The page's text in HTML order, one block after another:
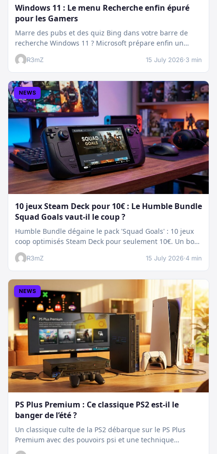
Windows 11 : Le menu Recherche enfin épuré
pour les Gamers
Marre des pubs et des quiz Bing dans votre barre de
recherche Windows 11 ? Microsoft prépare enfin un
nettoyage…
R3mZ 15 July 2026·3 min
NEWS
10 jeux Steam Deck pour 10€ : Le Humble Bundle
Squad Goals vaut-il le coup ?
Humble Bundle dégaine le pack 'Squad Goals' : 10 jeux
coop optimisés Steam Deck pour seulement 10€. Un bon
plan…
R3mZ 15 July 2026·4 min
NEWS
PS Plus Premium : Ce classique PS2 est-il le
banger de l’été ?
Un classique culte de la PS2 débarque sur le PS Plus
Premium avec des pouvoirs psi et une technique
boostée.…